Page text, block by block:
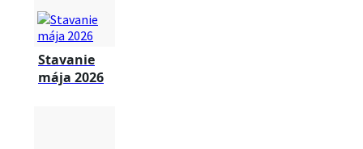
Stavanie
mája 2026